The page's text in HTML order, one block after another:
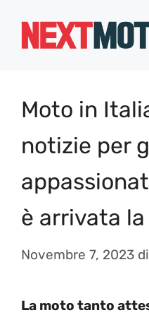
Moto in
notizie per
è arrivata
Novembre 7, 2023 di
La moto tanto